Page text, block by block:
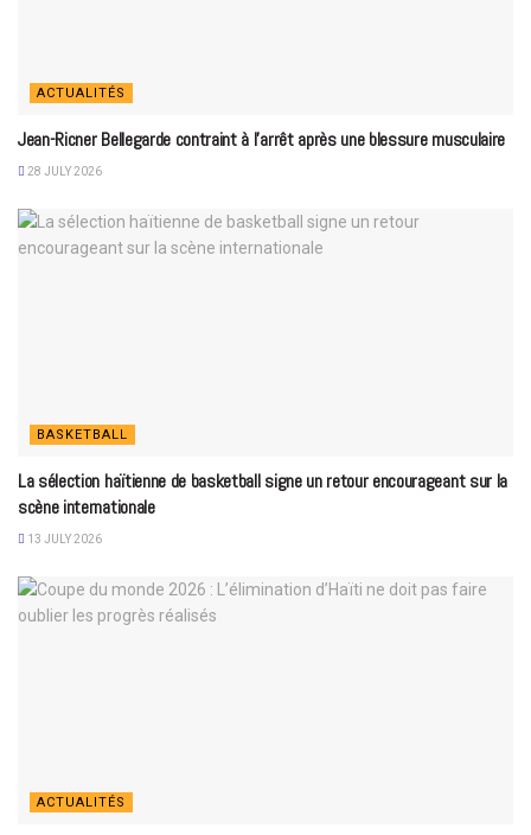
ACTUALITÉS
Jean-Ricner Bellegarde contraint à l’arrêt après une blessure musculaire
28 JULY 2026
BASKETBALL
La sélection haïtienne de basketball signe un retour encourageant sur la
scène internationale
13 JULY 2026
ACTUALITÉS